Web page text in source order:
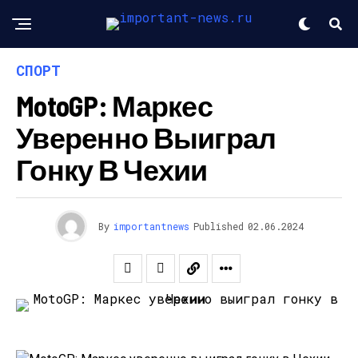
СПОРТ
MotoGP: Маркес
Уверенно Выиграл
Гонку В Чехии
By importantnews Published 02.06.2024